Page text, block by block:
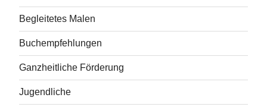
Begleitetes Malen
Buchempfehlungen
Ganzheitliche Förderung
Jugendliche